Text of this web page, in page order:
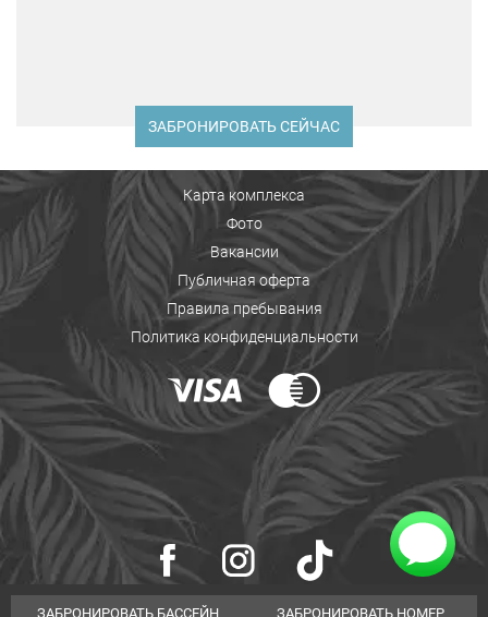
ЗАБРОНИРОВАТЬ СЕЙЧАС
Карта комплекса
Фото
Вакансии
Публичная оферта
Правила пребывания
Политика конфиденциальности
ЗАБРОНИРОВАТЬ БАССЕЙН ЗАБРОНИРОВАТЬ НОМЕР